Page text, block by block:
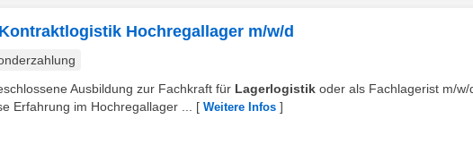
Hochregallager m/w/d
Ausbildung zur Fachkraft für Lagerlogistik oder als Fachlagerist m/w/
Erfahrung im Hochregallager ...
[ Weitere Infos ]